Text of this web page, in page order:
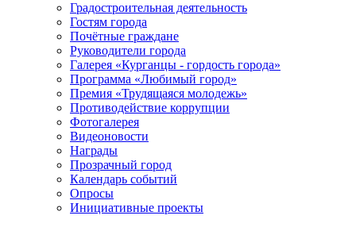
Градостроительная деятельность
Гостям города
Почётные граждане
Руководители города
Галерея «Курганцы - гордость города»
Программа «Любимый город»
Премия «Трудящаяся молодежь»
Противодействие коррупции
Фотогалерея
Видеоновости
Награды
Прозрачный город
Календарь событий
Опросы
Инициативные проекты